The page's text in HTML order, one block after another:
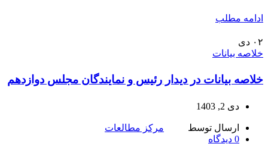
ادامه مطلب
۰۲ دی
خلاصه بیانات
خلاصه بیانات در دیدار رئیس و نمایندگان مجلس دوازدهم
دی 2, 1403
ارسال توسط
مرکز مطالعات
0 دیدگاه